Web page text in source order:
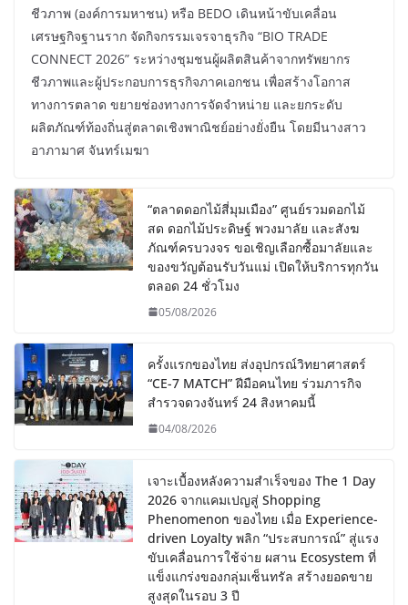
ชีวภาพ (องค์การมหาชน) หรือ BEDO เดินหน้าขับเคลื่อน
เศรษฐกิจฐานราก จัดกิจกรรมเจรจาธุรกิจ “BIO TRADE
CONNECT 2026” ระหว่างชุมชนผู้ผลิตสินค้าจากทรัพยากร
ชีวภาพและผู้ประกอบการธุรกิจภาคเอกชน เพื่อสร้างโอกาส
ทางการตลาด ขยายช่องทางการจัดจำหน่าย และยกระดับ
ผลิตภัณฑ์ท้องถิ่นสู่ตลาดเชิงพาณิชย์อย่างยั่งยืน โดยมีนางสาว
อาภามาศ จันทร์เมฆา
“ตลาดดอกไม้สี่มุมเมือง” ศูนย์รวมดอกไม้
สด ดอกไม้ประดิษฐ์ พวงมาลัย และสังฆ
ภัณฑ์ครบวงจร ขอเชิญเลือกซื้อมาลัยและ
ของขวัญต้อนรับวันแม่ เปิดให้บริการทุกวัน
ตลอด 24 ชั่วโมง
05/08/2026
ครั้งแรกของไทย ส่งอุปกรณ์วิทยาศาสตร์
“CE-7 MATCH” ฝีมือคนไทย ร่วมภารกิจ
สำรวจดวงจันทร์ 24 สิงหาคมนี้
04/08/2026
เจาะเบื้องหลังความสำเร็จของ The 1 Day
2026 จากแคมเปญสู่ Shopping
Phenomenon ของไทย เมื่อ Experience-
driven Loyalty พลิก “ประสบการณ์” สู่แรง
ขับเคลื่อนการใช้จ่าย ผสาน Ecosystem ที่
แข็งแกร่งของกลุ่มเซ็นทรัล สร้างยอดขาย
สูงสุดในรอบ 3 ปี